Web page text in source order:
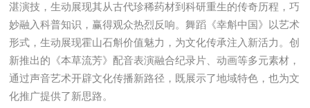
湛演技，生动展现其从古代珍稀药材到科研重生的传奇历程，巧
妙融入科普知识，赢得观众热烈反响。舞蹈《幸斛中国》以艺术
形式，生动展现霍山石斛价值魅力，为文化传承注入新活力。创
新推出的《本草流芳》配音表演融合纪录片、动画等多元素材，
通过声音艺术开辟文化传播新路径，既展示了地域特色，也为文
化推广提供了新思路。